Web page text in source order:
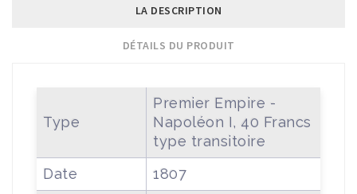
LA DESCRIPTION
DÉTAILS DU PRODUIT
Type
Premier Empire -
Napoléon I, 40 Francs
type transitoire
Date
1807